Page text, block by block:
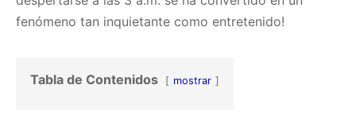
fenómeno tan inquietante como entretenido!
Tabla de Contenidos mostrar